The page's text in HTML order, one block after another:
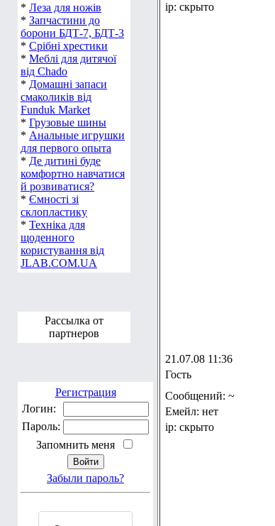
* Леза для ножів
* Запчастини до
борони БДТ-7, БДТ-3
* Срібні хрестики
* Меблі для дитячої
від Chado
* Домашні запаси
смаколиків від
Funduk Market
* Грузовые шины
* Анальные игрушки
для первого опыта
* Де дитині буде
комфортно навчатися
й розвиватися?
* Ємності зі
склопластику
* Техніка для
щоденного
користування від
JLAB.COM.UA
Рассылка от
партнеров
Регистрация
Логин:
Пароль:
Запомнить меня
Забыли пароль?
ip: скрыто
21.07.08 11:36
Гость
Сообщений: ~
Емейл: нет
ip: скрыто